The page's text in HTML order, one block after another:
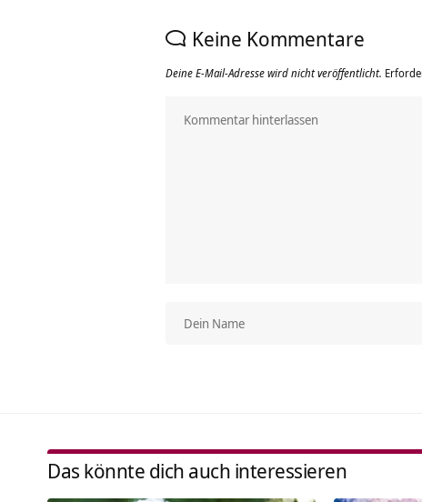
Keine Kommentare
Deine E-Mail-Adresse wird nicht veröffentlicht.
Das könnte dich auch interessieren